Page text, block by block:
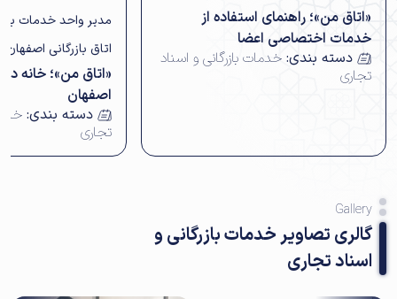
«اتاق من»؛ راهنمای استفاده از
خدمات اختصاصی اعضا
دسته بندی: خدمات بازرگانی و اسناد
تجاری
مدیر واحد خدمات
اتاق بازرگانی
«اتاق من»؛ خانه
اصفهان
دسته بندی:
تجاری
Gallery
گالری تصاویر خدمات بازرگانی و
اسناد تجاری